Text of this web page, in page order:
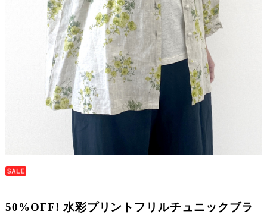
50%OFF! 水彩プリントフリルチュニックブラ